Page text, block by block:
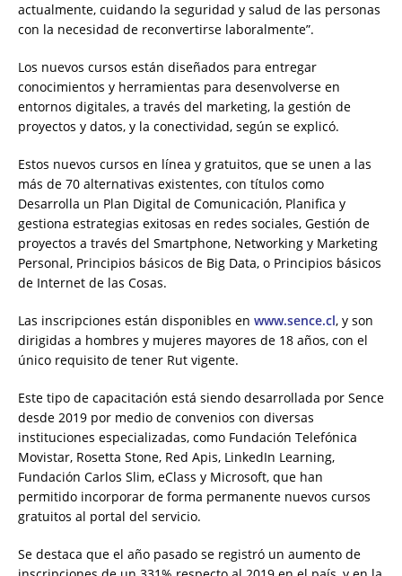
actualmente, cuidando la seguridad y salud de las personas
con la necesidad de reconvertirse laboralmente”.
Los nuevos cursos están diseñados para entregar
conocimientos y herramientas para desenvolverse en
entornos digitales, a través del marketing, la gestión de
proyectos y datos, y la conectividad, según se explicó.
Estos nuevos cursos en línea y gratuitos, que se unen a las
más de 70 alternativas existentes, con títulos como
Desarrolla un Plan Digital de Comunicación, Planifica y
gestiona estrategias exitosas en redes sociales, Gestión de
proyectos a través del Smartphone, Networking y Marketing
Personal, Principios básicos de Big Data, o Principios básicos
de Internet de las Cosas.
Las inscripciones están disponibles en www.sence.cl, y son
dirigidas a hombres y mujeres mayores de 18 años, con el
único requisito de tener Rut vigente.
Este tipo de capacitación está siendo desarrollada por Sence
desde 2019 por medio de convenios con diversas
instituciones especializadas, como Fundación Telefónica
Movistar, Rosetta Stone, Red Apis, LinkedIn Learning,
Fundación Carlos Slim, eClass y Microsoft, que han
permitido incorporar de forma permanente nuevos cursos
gratuitos al portal del servicio.
Se destaca que el año pasado se registró un aumento de